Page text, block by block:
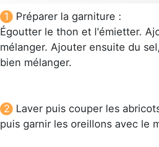
Préparer la garniture :
Égoutter le thon et l'émietter.
mélanger. Ajouter ensuite du
bien mélanger.
Laver puis couper les
puis garnir les oreillons avec le